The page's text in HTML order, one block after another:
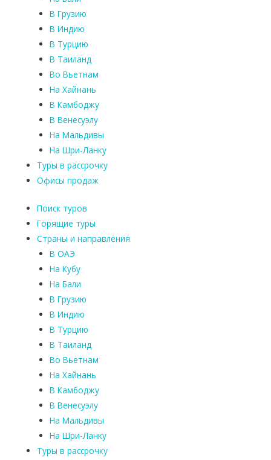
В Грузию
В Индию
В Турцию
В Таиланд
Во Вьетнам
На Хайнань
В Камбоджу
В Венесуэлу
На Мальдивы
На Шри-Ланку
Туры в рассрочку
Офисы продаж
Поиск туров
Горящие туры
Страны и направления
В ОАЭ
На Кубу
На Бали
В Грузию
В Индию
В Турцию
В Таиланд
Во Вьетнам
На Хайнань
В Камбоджу
В Венесуэлу
На Мальдивы
На Шри-Ланку
Туры в рассрочку